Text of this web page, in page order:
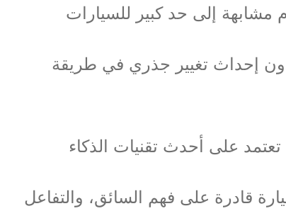
مشابهة إلى حد كبير للسيارات
دون إحداث تغيير جذري في طريقة
على أحدث تقنيات الذكاء
قادرة على فهم السائق، والتفاعل